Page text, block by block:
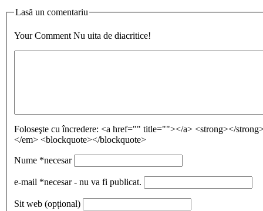
Lasă un comentariu
Your Comment Nu uita de diacritice!
Foloseşte cu încredere: <a href="" title=""></a> <strong></
</em> <blockquote></blockquote>
Nume *necesar
e-mail *necesar - nu va fi publicat.
Sit web (opțional)